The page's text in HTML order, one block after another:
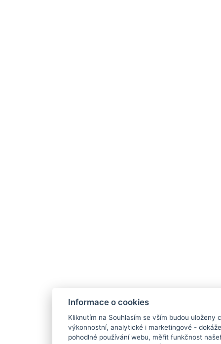
Informace o cookies
Kliknutím na Souhlasím se vším budou uloženy
výkonnostní, analytické i marketingové -
pohodlné používání webu, měřit funkčnost